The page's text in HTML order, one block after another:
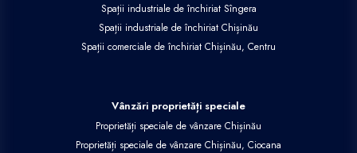
Spații industriale de închiriat Sîngera
Spații industriale de închiriat Chișinău
Spații comerciale de închiriat Chișinău, Centru
Vânzări proprietăți speciale
Proprietăți speciale de vânzare Chișinău
Proprietăți speciale de vânzare Chișinău, Ciocana